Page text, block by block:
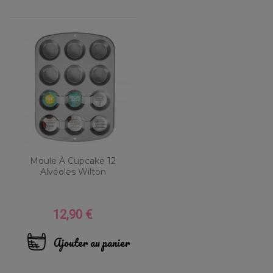
Moule À Cupcake 12
Alvéoles Wilton
Prix
12,90 €
Ajouter au panier